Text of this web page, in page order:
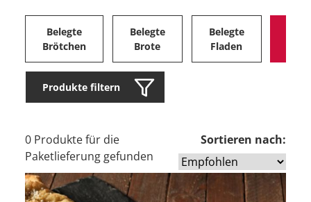
Belegte
Brötchen
Belegte
Brote
Belegte
Fladen
Produkte filtern
0 Produkte für die
Paketlieferung gefunden
Sortieren nach: